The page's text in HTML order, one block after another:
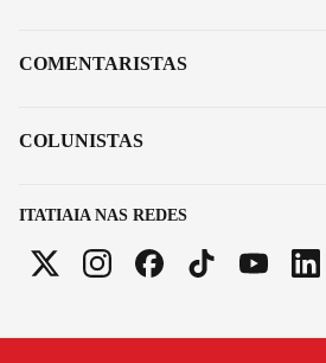
ITATIAIA NAS REDES
COMENTARISTAS
COLUNISTAS